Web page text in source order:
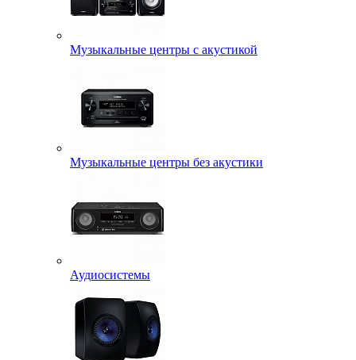
Музыкальные центры с акустикой
Музыкальные центры без акустики
Аудиосистемы